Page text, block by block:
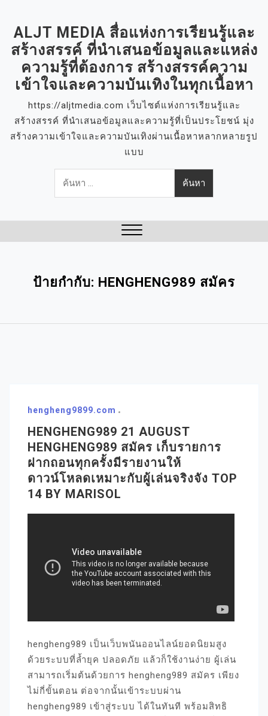
ALJT MEDIA สื่อแห่งการเรียนรู้และ
สร้างสรรค์ ที่นำเสนอข้อมูลและแหล่ง
ความรู้ที่ต้องการ สร้างสรรค์ความ
เข้าใจและความบันเทิงในทุกเนื้อหา
https://aljtmedia.com เว็บไซต์แห่งการเรียนรู้และ
สร้างสรรค์ ที่นำเสนอข้อมูลและความรู้ที่เป็นประโยชน์ มุ่ง
สร้างความเข้าใจและความบันเทิงผ่านเนื้อหาหลากหลายรูป
แบบ
ค้นหา
สำหรับ:
ป้ายกำกับ: HENGHENG989 สมัคร
hengheng9899.com
HENGHENG989 21 AUGUST
HENGHENG989 สมัคร เก็บรายการ
ฝากถอนทุกครั้งมีรายงานให้
ดาวน์โหลดเหมาะกับผู้เล่นจริงจัง TOP
14 BY MARISOL
hengheng989 เป็นเว็บพนันออนไลน์ยอดนิยมสูง
ด้วยระบบที่ล้ำยุค ปลอดภัย แล้วก็ใช้งานง่าย ผู้เล่น
สามารถเริ่มต้นด้วยการ hengheng989 สมัคร เพียง
ไม่กี่ขั้นตอน ต่อจากนั้นเข้าระบบผ่าน
hengheng989 เข้าสู่ระบบ ได้ในทันที พร้อมสิทธิ